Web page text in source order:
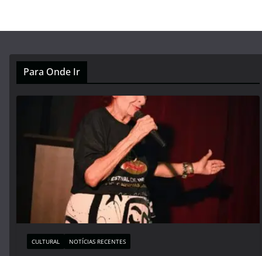
Para Onde Ir
CULTURAL NOTÍCIAS RECENTES